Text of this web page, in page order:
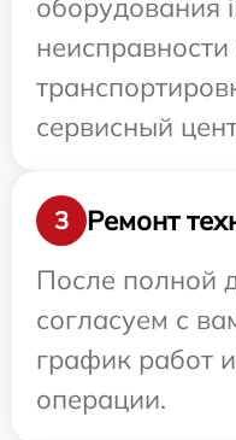
оборудования
сервисный
3
Ремонт
После полной
согласуем с
график работ
операции.